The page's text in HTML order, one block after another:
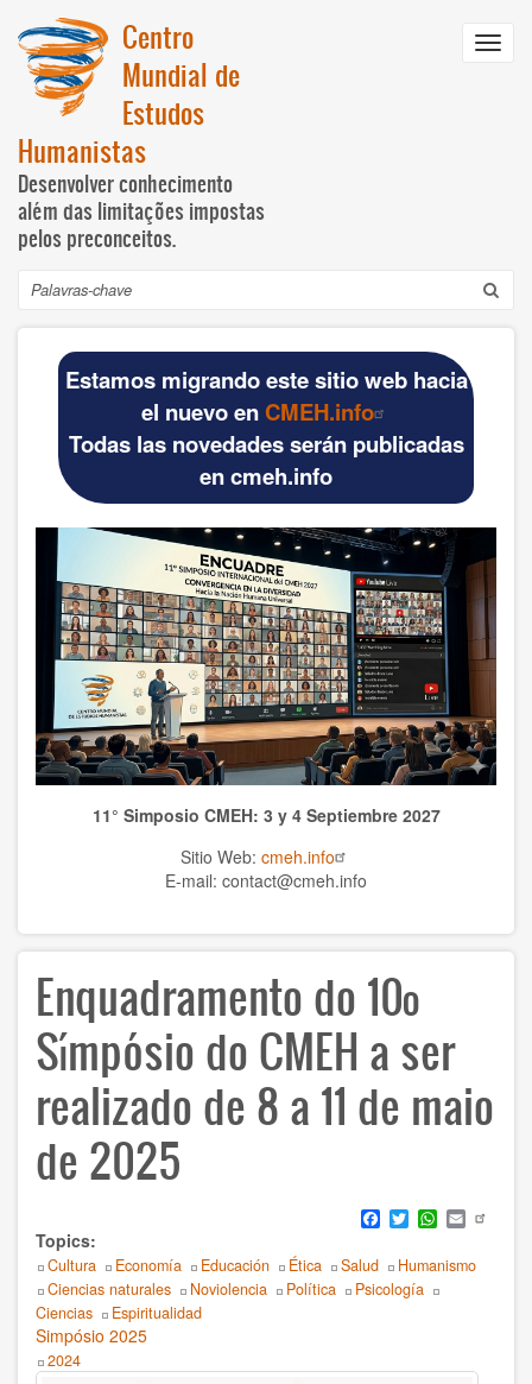
para
conteúdo
principal
Centro
Mundial de
Estudos
Humanistas
Desenvolver conhecimento
além das limitações impostas
pelos preconceitos.
Pesquisar
principal
INICIO
DOCUMENTOS BÁSICOS
Official materials
WCHS
TEMAS
Anthrolopogy
Natural sciences
Sciences
Culture
Ethics
History
Humanism
Nonviolence
Psicology
Health
Society
Estamos migrando este sitio web hacia
el nuevo en CMEH.info
Todas las novedades serán publicadas
en cmeh.info
11° Simposio CMEH: 3 y 4 Septiembre 2027
Sitio Web: cmeh.info
E-mail: contact@cmeh.info
Enquadramento do 10º
Símpósio do CMEH a ser
realizado de 8 a 11 de maio
de 2025
Facebook
TwitterWhatsApp
Email
Topics
Cultura Economía Educación Ética Salud
Humanismo
Ciencias naturales
Noviolencia Política
Psicología
Ciencias
Espiritualidad
Simpósio 2025
2024